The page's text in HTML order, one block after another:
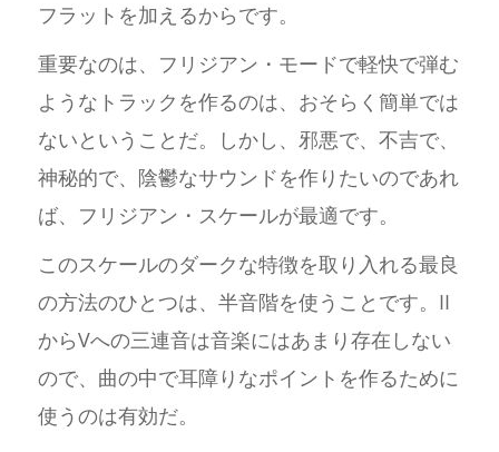
フラットを加えるからです。
重要なのは、フリジアン・モードで軽快で弾む
ようなトラックを作るのは、おそらく簡単では
ないということだ。しかし、邪悪で、不吉で、
神秘的で、陰鬱なサウンドを作りたいのであれ
ば、フリジアン・スケールが最適です。
このスケールのダークな特徴を取り入れる最良
の方法のひとつは、半音階を使うことです。II
からVへの三連音は音楽にはあまり存在しない
ので、曲の中で耳障りなポイントを作るために
使うのは有効だ。